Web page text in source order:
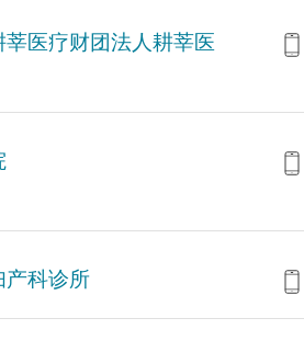
莘医疗财团法人耕莘医
产科诊所